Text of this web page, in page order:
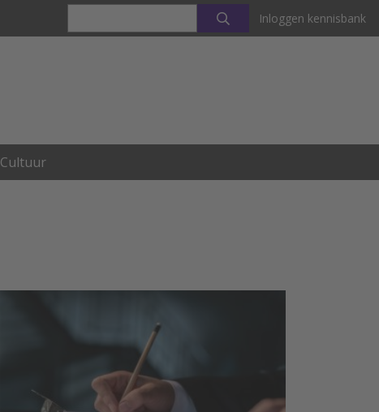
Inloggen kennisbank
Cultuur